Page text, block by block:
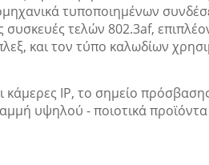
τυποποιημένων
τελών 802.3af,
και τον τύπο καλωδίων
κάμερες IP, το σημείο
υψηλού - ποιοτικά